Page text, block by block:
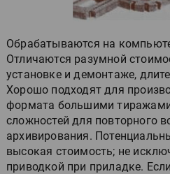
Обрабатываются на
Отличаются разумной
установке и демонтаже,
Хорошо подходят для
формата большими
сложностей для повторного
архивирования.
высокая стоимость; не
приводкой при приладке.